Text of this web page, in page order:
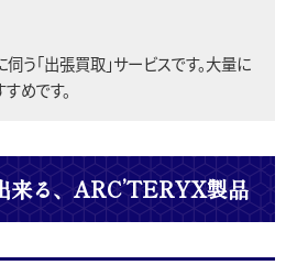
う「出張買取」サービスです。大量に
めです。
来る、ARC’TERYX製品